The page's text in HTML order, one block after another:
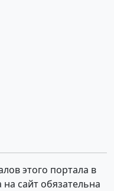
этого портала в
сайт обязательна